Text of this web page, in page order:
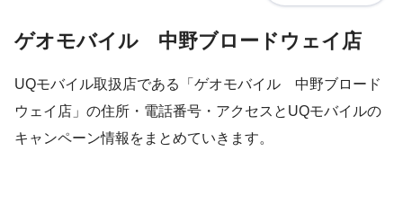
ゲオモバイル 中野ブロードウェイ店
UQモバイル取扱店である「ゲオモバイル 中野ブロード
ウェイ店」の住所・電話番号・アクセスとUQモバイルの
キャンペーン情報をまとめていきます。